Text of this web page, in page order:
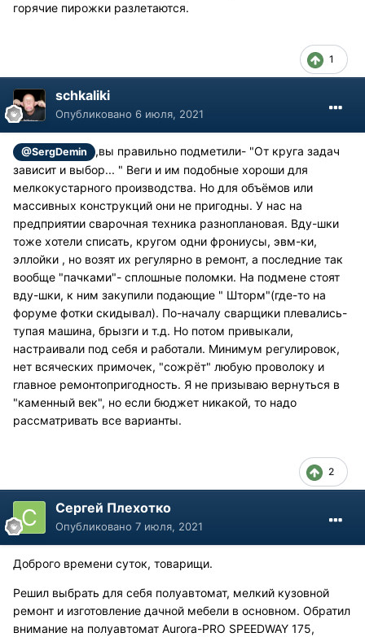
горячие пирожки разлетаются.
1
schkaliki
Опубликовано 6 июля, 2021
@SergDemin
,вы правильно подметили- "От круга задач
зависит и выбор... " Веги и им подобные хороши для
мелкокустарного производства. Но для объëмов или
массивных конструкций они не пригодны. У нас на
предприятии сварочная техника разноплановая. Вду-шки
тоже хотели списать, кругом одни фрониусы, эвм-ки,
эллойки , но возят их регулярно в ремонт, а последние так
вообще "пачками"- сплошные поломки. На подмене стоят
вду-шки, к ним закупили подающие " Шторм"(где-то на
форуме фотки скидывал). По-началу сварщики плевались-
тупая машина, брызги и т.д. Но потом привыкали,
настраивали под себя и работали. Минимум регулировок,
нет всяческих примочек, "сожрëт" любую проволоку и
главное ремонтопригодность. Я не призываю вернуться в
"каменный век", но если бюджет никакой, то надо
рассматривать все варианты.
2
Сергей Плехотко
Опубликовано 7 июля, 2021
Доброго времени суток, товарищи.
Решил выбрать для себя полуавтомат, мелкий кузовной
ремонт и изготовление дачной мебели в основном. Обратил
внимание на полуавтомат Aurora-PRO SPEEDWAY 175,